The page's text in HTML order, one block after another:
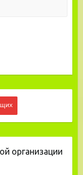
организации